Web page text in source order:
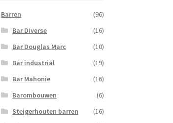
Barren
(96)
Bar Diverse
(16)
Bar Douglas Marc
(10)
Bar industrial
(19)
Bar Mahonie
(16)
Barombouwen
(6)
Steigerhouten barren
(16)